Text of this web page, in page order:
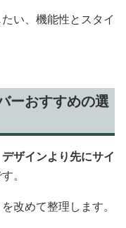
い、機能性とスタイ
ーおすすめの選
デザインより先にサイ
。
改めて整理します。